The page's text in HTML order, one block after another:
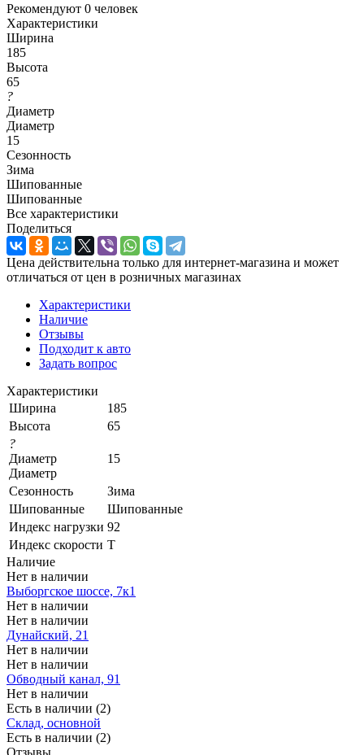
Рекомендуют 0 человек
Характеристики
Ширина
185
Высота
65
?
Диаметр
Диаметр
15
Сезонность
Зима
Шипованные
Шипованные
Все характеристики
Поделиться
Цена действительна только для интернет-магазина и может
отличаться от цен в розничных магазинах
Характеристики
Наличие
Отзывы
Подходит к авто
Задать вопрос
Характеристики
Ширина
185
Высота
65
?
Диаметр
Диаметр
15
Сезонность
Зима
Шипованные
Шипованные
Индекс нагрузки 92
Индекс скорости T
Наличие
Нет в наличии
Выборгское шоссе, 7к1
Нет в наличии
Нет в наличии
Дунайский, 21
Нет в наличии
Нет в наличии
Обводный канал, 91
Нет в наличии
Есть в наличии (2)
Склад, основной
Есть в наличии (2)
Отзывы